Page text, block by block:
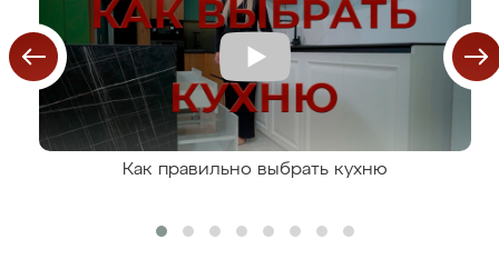
Как правильно выбрать кухню